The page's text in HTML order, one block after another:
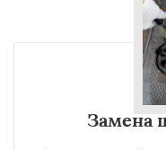
Замена